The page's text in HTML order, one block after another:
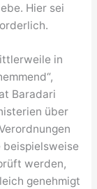
Hier sei
in
Baradari
über
beispielsweise
werden,
genehmigt